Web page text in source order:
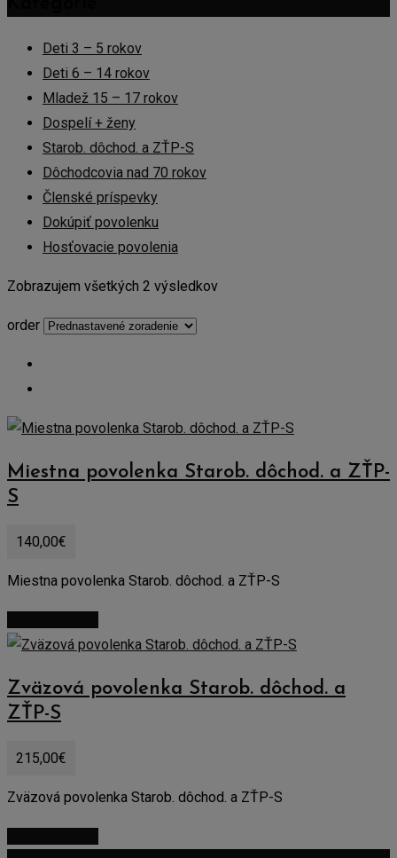
Deti 3 – 5 rokov
Deti 6 – 14 rokov
Mladež 15 – 17 rokov
Dospelí + ženy
Starob. dôchod. a ZŤP-S
Dôchodcovia nad 70 rokov
Členské príspevky
Dokúpiť povolenku
Hosťovacie povolenia
Zobrazujem všetkých 2 výsledkov
order
Miestna povolenka Starob. dôchod. a ZŤP-
S
140,00€
Miestna povolenka Starob. dôchod. a ZŤP-S
Zväzová povolenka Starob. dôchod. a
ZŤP-S
215,00€
Zväzová povolenka Starob. dôchod. a ZŤP-S